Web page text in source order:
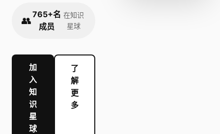
👥
765+名
成员
在知识
星球
加
入
知
识
星
球
了
解
更
多